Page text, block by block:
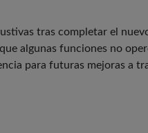
tras completar el
algunas funciones no
para futuras mejoras a